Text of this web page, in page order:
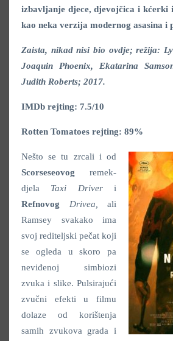
izbavljanje djece, djevojčica i kćerki
kao neka verzija modernog asasina i
Zaista, nikad nisi bio ovdje; režija:
Joaquin Phoenix, Ekatarina
Judith Roberts; 2017.
IMDb rejting: 7.5/10
Rotten Tomatoes rejting: 89%
Nešto se tu zrcali i od
Scorseseovog remek-
djela Taxi Driveri
Refnovog
Drivea, ali
Ramsey svakako ima
svoj rediteljski pečat koji
se ogleda u skoro pa
neviđenoj simbiozi
zvuka i slike. Pulsirajući
zvučni efekti u filmu
dolaze od korištenja
samih zvukova grada i